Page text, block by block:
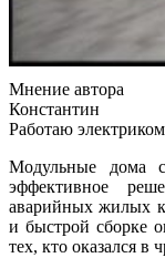
Мнение автора
Константин
Работаю
Модульные дома
эффективное
аварийных жилых
и быстрой сборке
тех, кто оказался в